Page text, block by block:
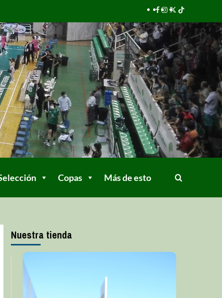
Copas Más de esto
Nuestra tienda